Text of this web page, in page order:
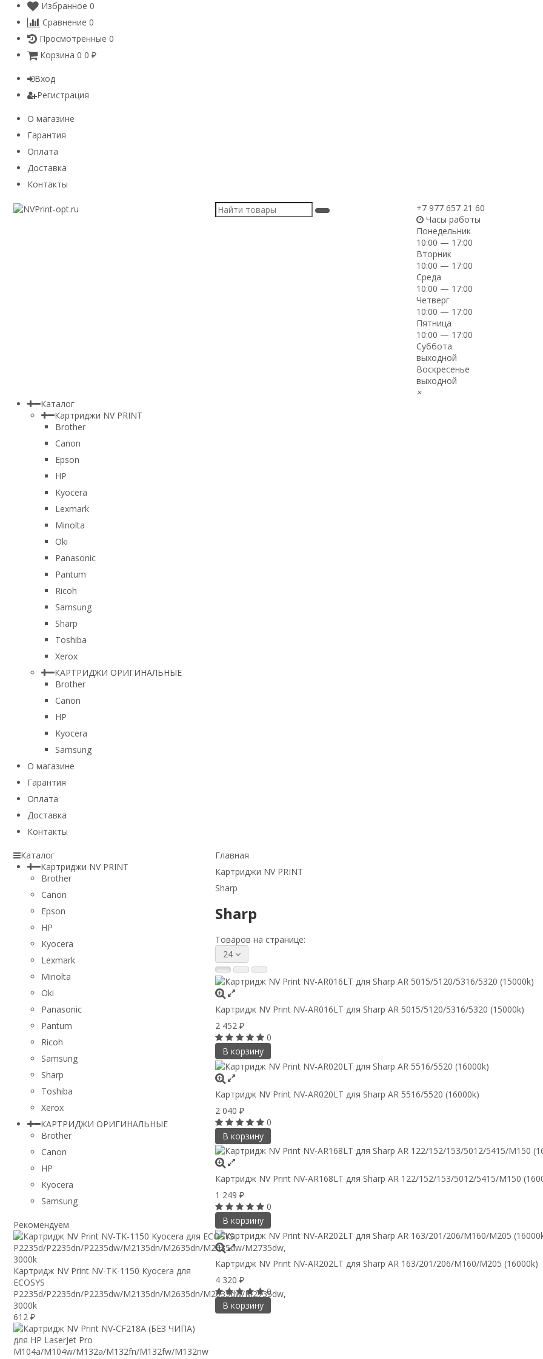
Избранное 0
Сравнение 0
Просмотренные 0
Корзина 0 0 ₽
Вход
Регистрация
О магазине
Гарантия
Оплата
Доставка
Контакты
+7 977 657 21 60
Часы работы
Понедельник
10:00 — 17:00
Вторник
10:00 — 17:00
Среда
10:00 — 17:00
Четверг
10:00 — 17:00
Пятница
10:00 — 17:00
Суббота
выходной
Воскресенье
выходной
×
Каталог
Картриджи NV PRINT
Brother
Canon
Epson
HP
Kyocera
Lexmark
Minolta
Oki
Panasonic
Pantum
Ricoh
Samsung
Sharp
Toshiba
Xerox
КАРТРИДЖИ ОРИГИНАЛЬНЫЕ
Brother
Canon
HP
Kyocera
Samsung
О магазине
Гарантия
Оплата
Доставка
Контакты
Главная
Картриджи NV PRINT
Sharp
Sharp
Товаров на странице:
24
Картридж NV Print NV-AR016LT для Sharp AR 5015/5120/5316/5320 (15000k)
2 452 ₽
0
В корзину
Картридж NV Print NV-AR020LT для Sharp AR 5516/5520 (16000k)
2 040 ₽
0
В корзину
Картридж NV Print NV-AR168LT для Sharp AR 122/152/153/5012/5415/M150
1 249 ₽
0
В корзину
Картридж NV Print NV-AR202LT для Sharp AR 163/201/206/М160/М205 (16000k)
4 320 ₽
0
В корзину
Каталог
Картриджи NV PRINT
Brother
Canon
Epson
HP
Kyocera
Lexmark
Minolta
Oki
Panasonic
Pantum
Ricoh
Samsung
Sharp
Toshiba
Xerox
КАРТРИДЖИ ОРИГИНАЛЬНЫЕ
Brother
Canon
HP
Kyocera
Samsung
Рекомендуем
Картридж NV Print NV-TK-1150 Kyocera для
ECOSYS
P2235d/P2235dn/P2235dw/M2135dn/M2635dn/M2635dw/M2735dw,
3000k
612 ₽